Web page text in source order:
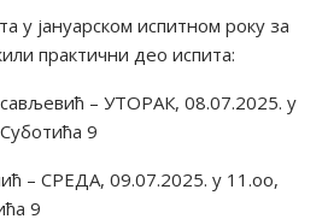
у јануарском испитном року за
практични део испита:
– УТОРАК, 08.07.2025. у
9
– СРЕДА, 09.07.2025. у 11.оо,
9